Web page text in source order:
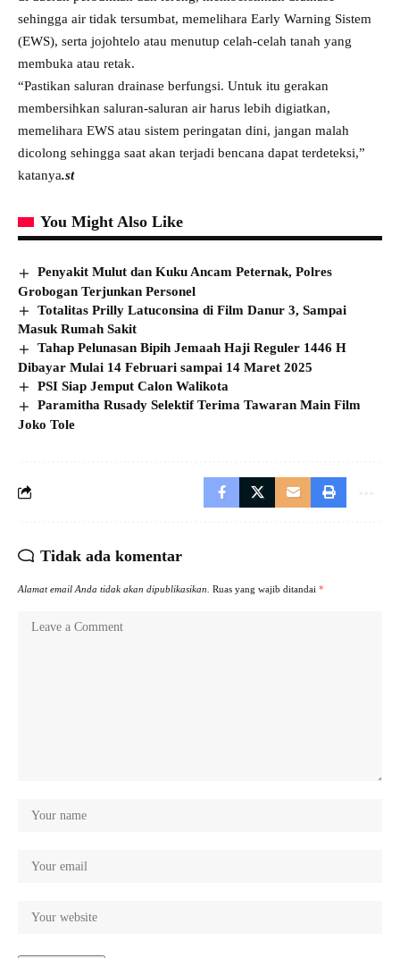
sehingga air tidak tersumbat, memelihara Early Warning Sistem
(EWS), serta jojohtelo atau menutup celah-celah tanah yang
membuka atau retak.
“Pastikan saluran drainase berfungsi. Untuk itu gerakan
membersihkan saluran-saluran air harus lebih digiatkan,
memelihara EWS atau sistem peringatan dini, jangan malah
dicolong sehingga saat akan terjadi bencana dapat terdeteksi,”
katanya.st
You Might Also Like
Penyakit Mulut dan Kuku Ancam Peternak, Polres
Grobogan Terjunkan Personel
Totalitas Prilly Latuconsina di Film Danur 3, Sampai
Masuk Rumah Sakit
Tahap Pelunasan Bipih Jemaah Haji Reguler 1446 H
Dibayar Mulai 14 Februari sampai 14 Maret 2025
PSI Siap Jemput Calon Walikota
Paramitha Rusady Selektif Terima Tawaran Main Film
Joko Tole
Tidak ada komentar
Alamat email Anda tidak akan dipublikasikan. Ruas yang wajib ditandai *